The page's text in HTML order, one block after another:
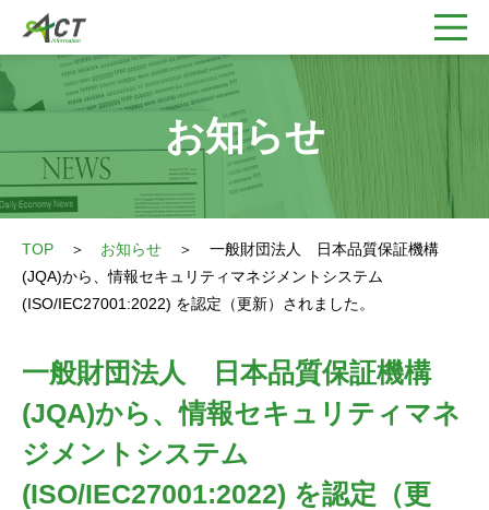
お知らせ
TOP ＞ お知らせ ＞
一般財団法人 日本品質保証機構
(JQA)から、情報セキュリティマネジメントシステム
(ISO/IEC27001:2022) を認定（更新）されました。
一般財団法人 日本品質保証機構
(JQA)から、情報セキュリティマネ
ジメントシステム
(ISO/IEC27001:2022) を認定（更